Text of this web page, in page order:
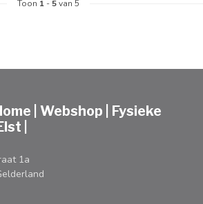
Toon 1 -5van 5
| Webshop | Fysieke
|
1a